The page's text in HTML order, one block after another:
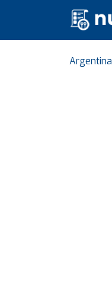
Argentina